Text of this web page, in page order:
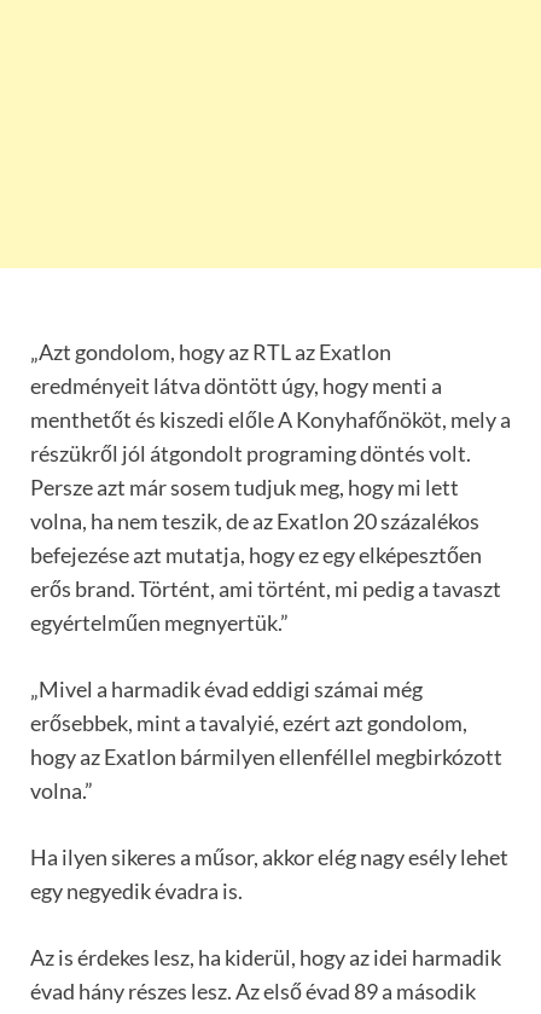
„Azt gondolom, hogy az RTL az Exatlon
eredményeit látva döntött úgy, hogy menti a
menthetőt és kiszedi előle A Konyhafőnököt, mely a
részükről jól átgondolt programing döntés volt.
Persze azt már sosem tudjuk meg, hogy mi lett
volna, ha nem teszik, de az Exatlon 20 százalékos
befejezése azt mutatja, hogy ez egy elképesztően
erős brand. Történt, ami történt, mi pedig a tavaszt
egyértelműen megnyertük.”
„Mivel a harmadik évad eddigi számai még
erősebbek, mint a tavalyié, ezért azt gondolom,
hogy az Exatlon bármilyen ellenféllel megbirkózott
volna.”
Ha ilyen sikeres a műsor, akkor elég nagy esély lehet
egy negyedik évadra is.
Az is érdekes lesz, ha kiderül, hogy az idei harmadik
évad hány részes lesz. Az első évad 89 a második